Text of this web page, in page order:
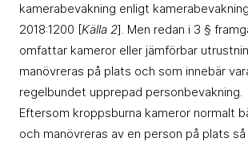
kamerabevakning enligt
2018:1200 [Källa 2]. Men redan i 3 §
omfattar kameror eller jämförbar
manövreras på plats och som innebär
regelbundet upprepad personbevakning.
Eftersom kroppsburna kameror normalt
och manövreras av en person på plats